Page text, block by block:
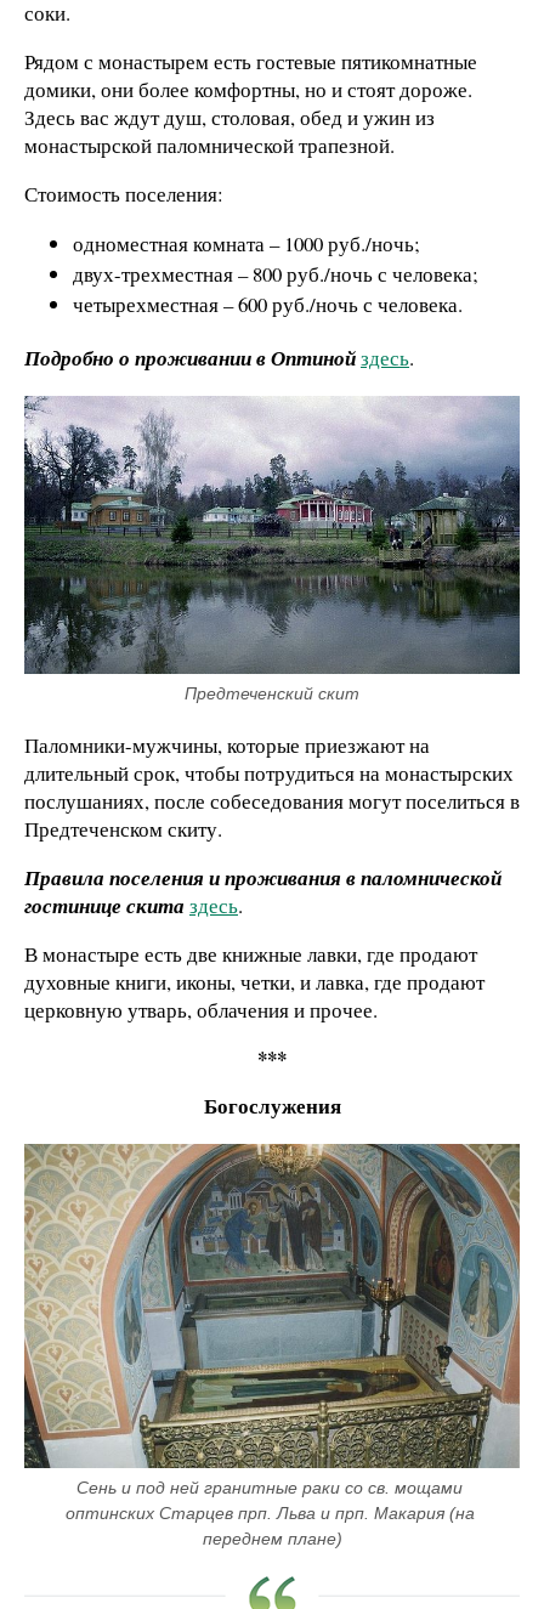
соки.
Рядом с монастырем есть гостевые пятикомнатные
домики, они более комфортны, но и стоят дороже.
Здесь вас ждут душ, столовая, обед и ужин из
монастырской паломнической трапезной.
Стоимость поселения:
одноместная комната – 1000 руб./ночь;
двух-трехместная – 800 руб./ночь с человека;
четырехместная – 600 руб./ночь с человека.
Подробно о проживании в Оптинойздесь.
Предтеченский скит
Паломники-мужчины, которые приезжают на
длительный срок, чтобы потрудиться на монастырских
послушаниях, после собеседования могут поселиться в
Предтеченском скиту.
Правила поселения и проживания в паломнической
гостинице скита здесь.
В монастыре есть две книжные лавки, где продают
духовные книги, иконы, четки, и лавка, где продают
церковную утварь, облачения и прочее.
***
Богослужения
Сень и под ней гранитные раки со св. мощами
оптинских Старцев прп. Льва и прп. Макария (на
переднем плане)